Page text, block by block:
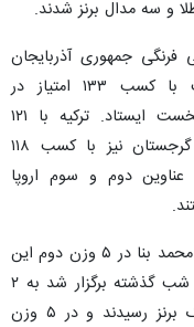
فرنگی جمهوری آذربایجان
در نهایت با کسب ۱۳۳ امتیاز در
سکوی نخست ایستاد. ترکیه با ۱۲۱
امتیاز و گرجستان نیز با کسب ۱۱۸
عناوین دوم و سوم اروپا
شاگردان محمد بنا در ۵ وزن دوم این
مسابقات شب گذشته برگزار شد به ۲
طلا و یک برنز رسیدند و در ۵ وزن